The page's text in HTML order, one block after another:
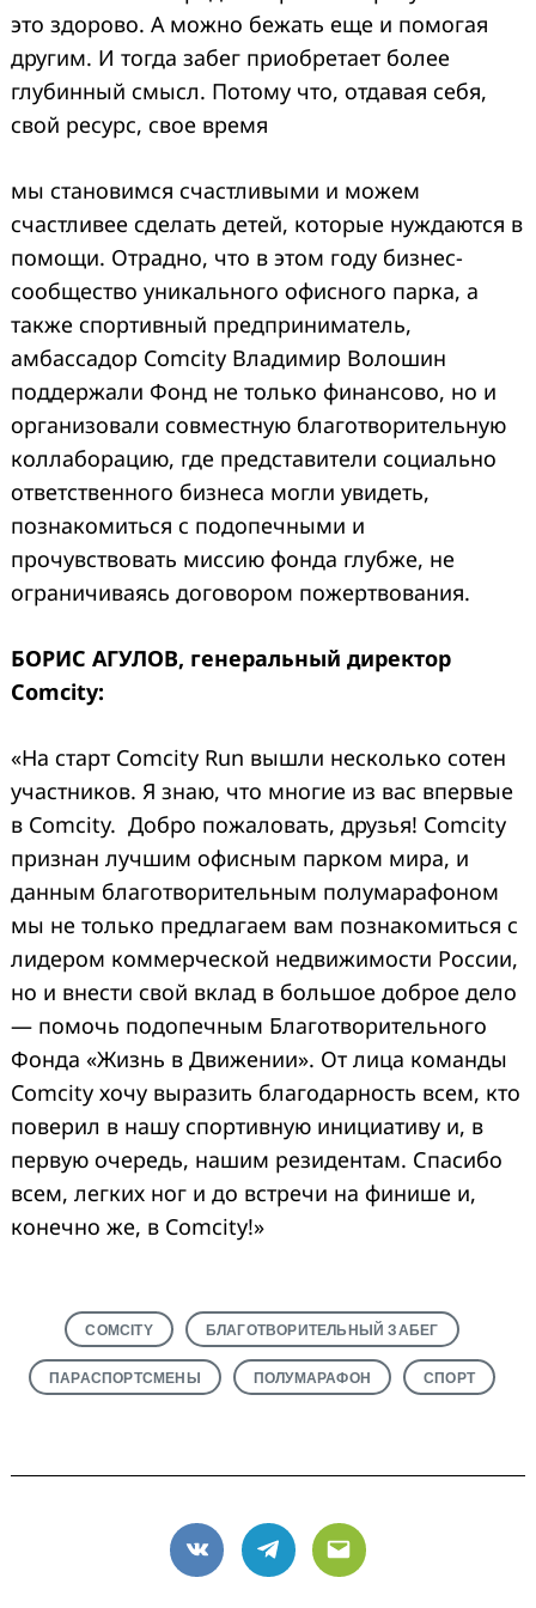
это здорово. А можно бежать еще и помогая
другим. И тогда забег приобретает более
глубинный смысл. Потому что, отдавая себя,
свой ресурс, свое время
мы становимся счастливыми и можем
счастливее сделать детей, которые нуждаются в
помощи. Отрадно, что в этом году бизнес-
сообщество уникального офисного парка, а
также спортивный предприниматель,
амбассадор Comcity Владимир Волошин
поддержали Фонд не только финансово, но и
организовали совместную благотворительную
коллаборацию, где представители социально
ответственного бизнеса могли увидеть,
познакомиться с подопечными и
прочувствовать миссию фонда глубже, не
ограничиваясь договором пожертвования.
БОРИС АГУЛОВ, генеральный директор
Comcity:
«На старт Comcity Run вышли несколько сотен
участников. Я знаю, что многие из вас впервые
в Comcity. Добро пожаловать, друзья! Comcity
признан лучшим офисным парком мира, и
данным благотворительным полумарафоном
мы не только предлагаем вам познакомиться с
лидером коммерческой недвижимости России,
но и внести свой вклад в большое доброе дело
— помочь подопечным Благотворительного
Фонда «Жизнь в Движении». От лица команды
Comcity хочу выразить благодарность всем, кто
поверил в нашу спортивную инициативу и, в
первую очередь, нашим резидентам. Спасибо
всем, легких ног и до встречи на финише и,
конечно же, в Comcity!»
COMCITY БЛАГОТВОРИТЕЛЬНЫЙ ЗАБЕГ
ПАРАСПОРТСМЕНЫ ПОЛУМАРАФОН СПОРТ
VK Telegram
Email